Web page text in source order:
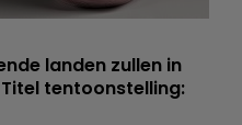
landen zullen in
tentoonstelling: